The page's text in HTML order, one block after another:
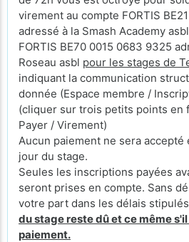
virement au compte FORTIS
adressé à la Smash Academy
FORTIS BE70 0015 0683 9325
Roseau asbl pour les stages de
indiquant la communication
donnée (Espace membre /
(cliquer sur trois petits points en
Payer / Virement)
Aucun paiement ne sera
jour du stage.
Seules les inscriptions payées
seront prises en compte. Sans
votre part dans les délais
du stage reste dû et ce même
paiement.